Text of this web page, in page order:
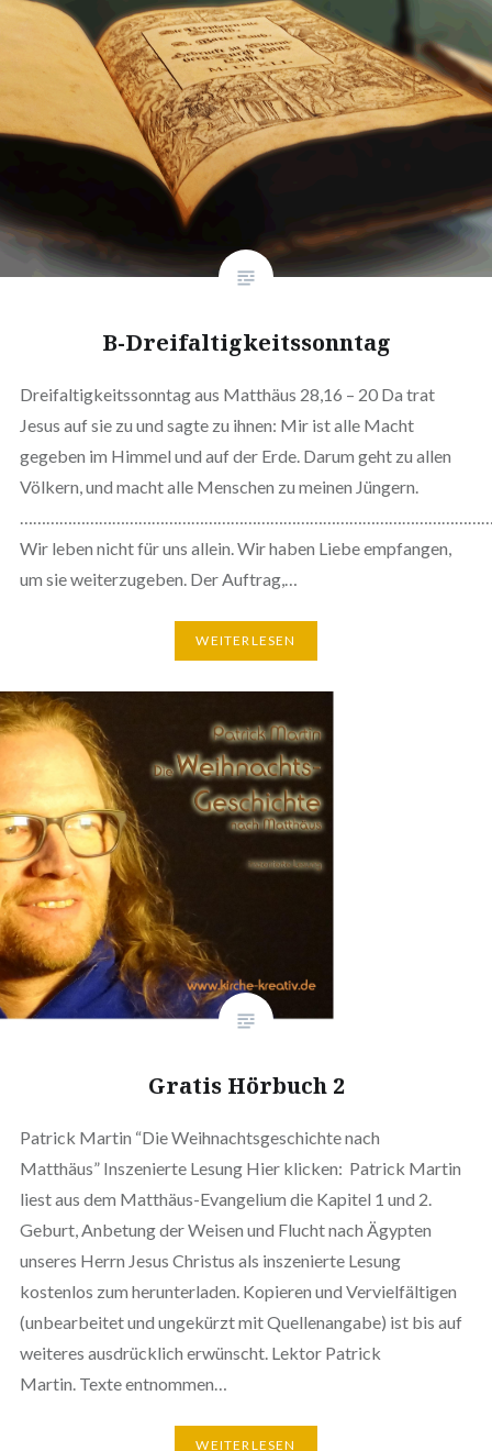
B-Dreifaltigkeitssonntag
Dreifaltigkeitssonntag aus Matthäus 28,16 – 20 Da trat
Jesus auf sie zu und sagte zu ihnen: Mir ist alle Macht
gegeben im Himmel und auf der Erde. Darum geht zu allen
Völkern, und macht alle Menschen zu meinen Jüngern.
Wir leben nicht für uns allein. Wir haben Liebe empfangen,
um sie weiterzugeben. Der Auftrag,…
WEITERLESEN
Gratis Hörbuch 2
Patrick Martin “Die Weihnachtsgeschichte nach
Matthäus” Inszenierte Lesung Hier klicken: Patrick Martin
liest aus dem Matthäus-Evangelium die Kapitel 1 und 2.
Geburt, Anbetung der Weisen und Flucht nach Ägypten
unseres Herrn Jesus Christus als inszenierte Lesung
kostenlos zum herunterladen. Kopieren und Vervielfältigen
(unbearbeitet und ungekürzt mit Quellenangabe) ist bis auf
weiteres ausdrücklich erwünscht. Lektor Patrick
Martin. Texte entnommen…
WEITERLESEN